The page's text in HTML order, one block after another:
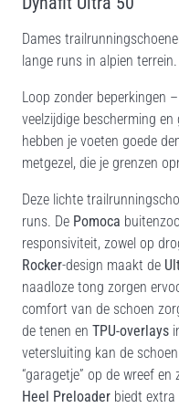
Dames
lange runs in alpien
Loop zonder beperkingen
veelzijdige bescherming
hebben je voeten goede
metgezel, die je grenzen
Deze lichte
runs. De Pomoca
responsiviteit, zowel op
Rocker-design maakt de
naadloze tong zorgen
comfort van de schoen
de tenen en TPU-overlays
vetersluiting kan de
“garagetje” op de wreef
Heel Preloader biedt extra